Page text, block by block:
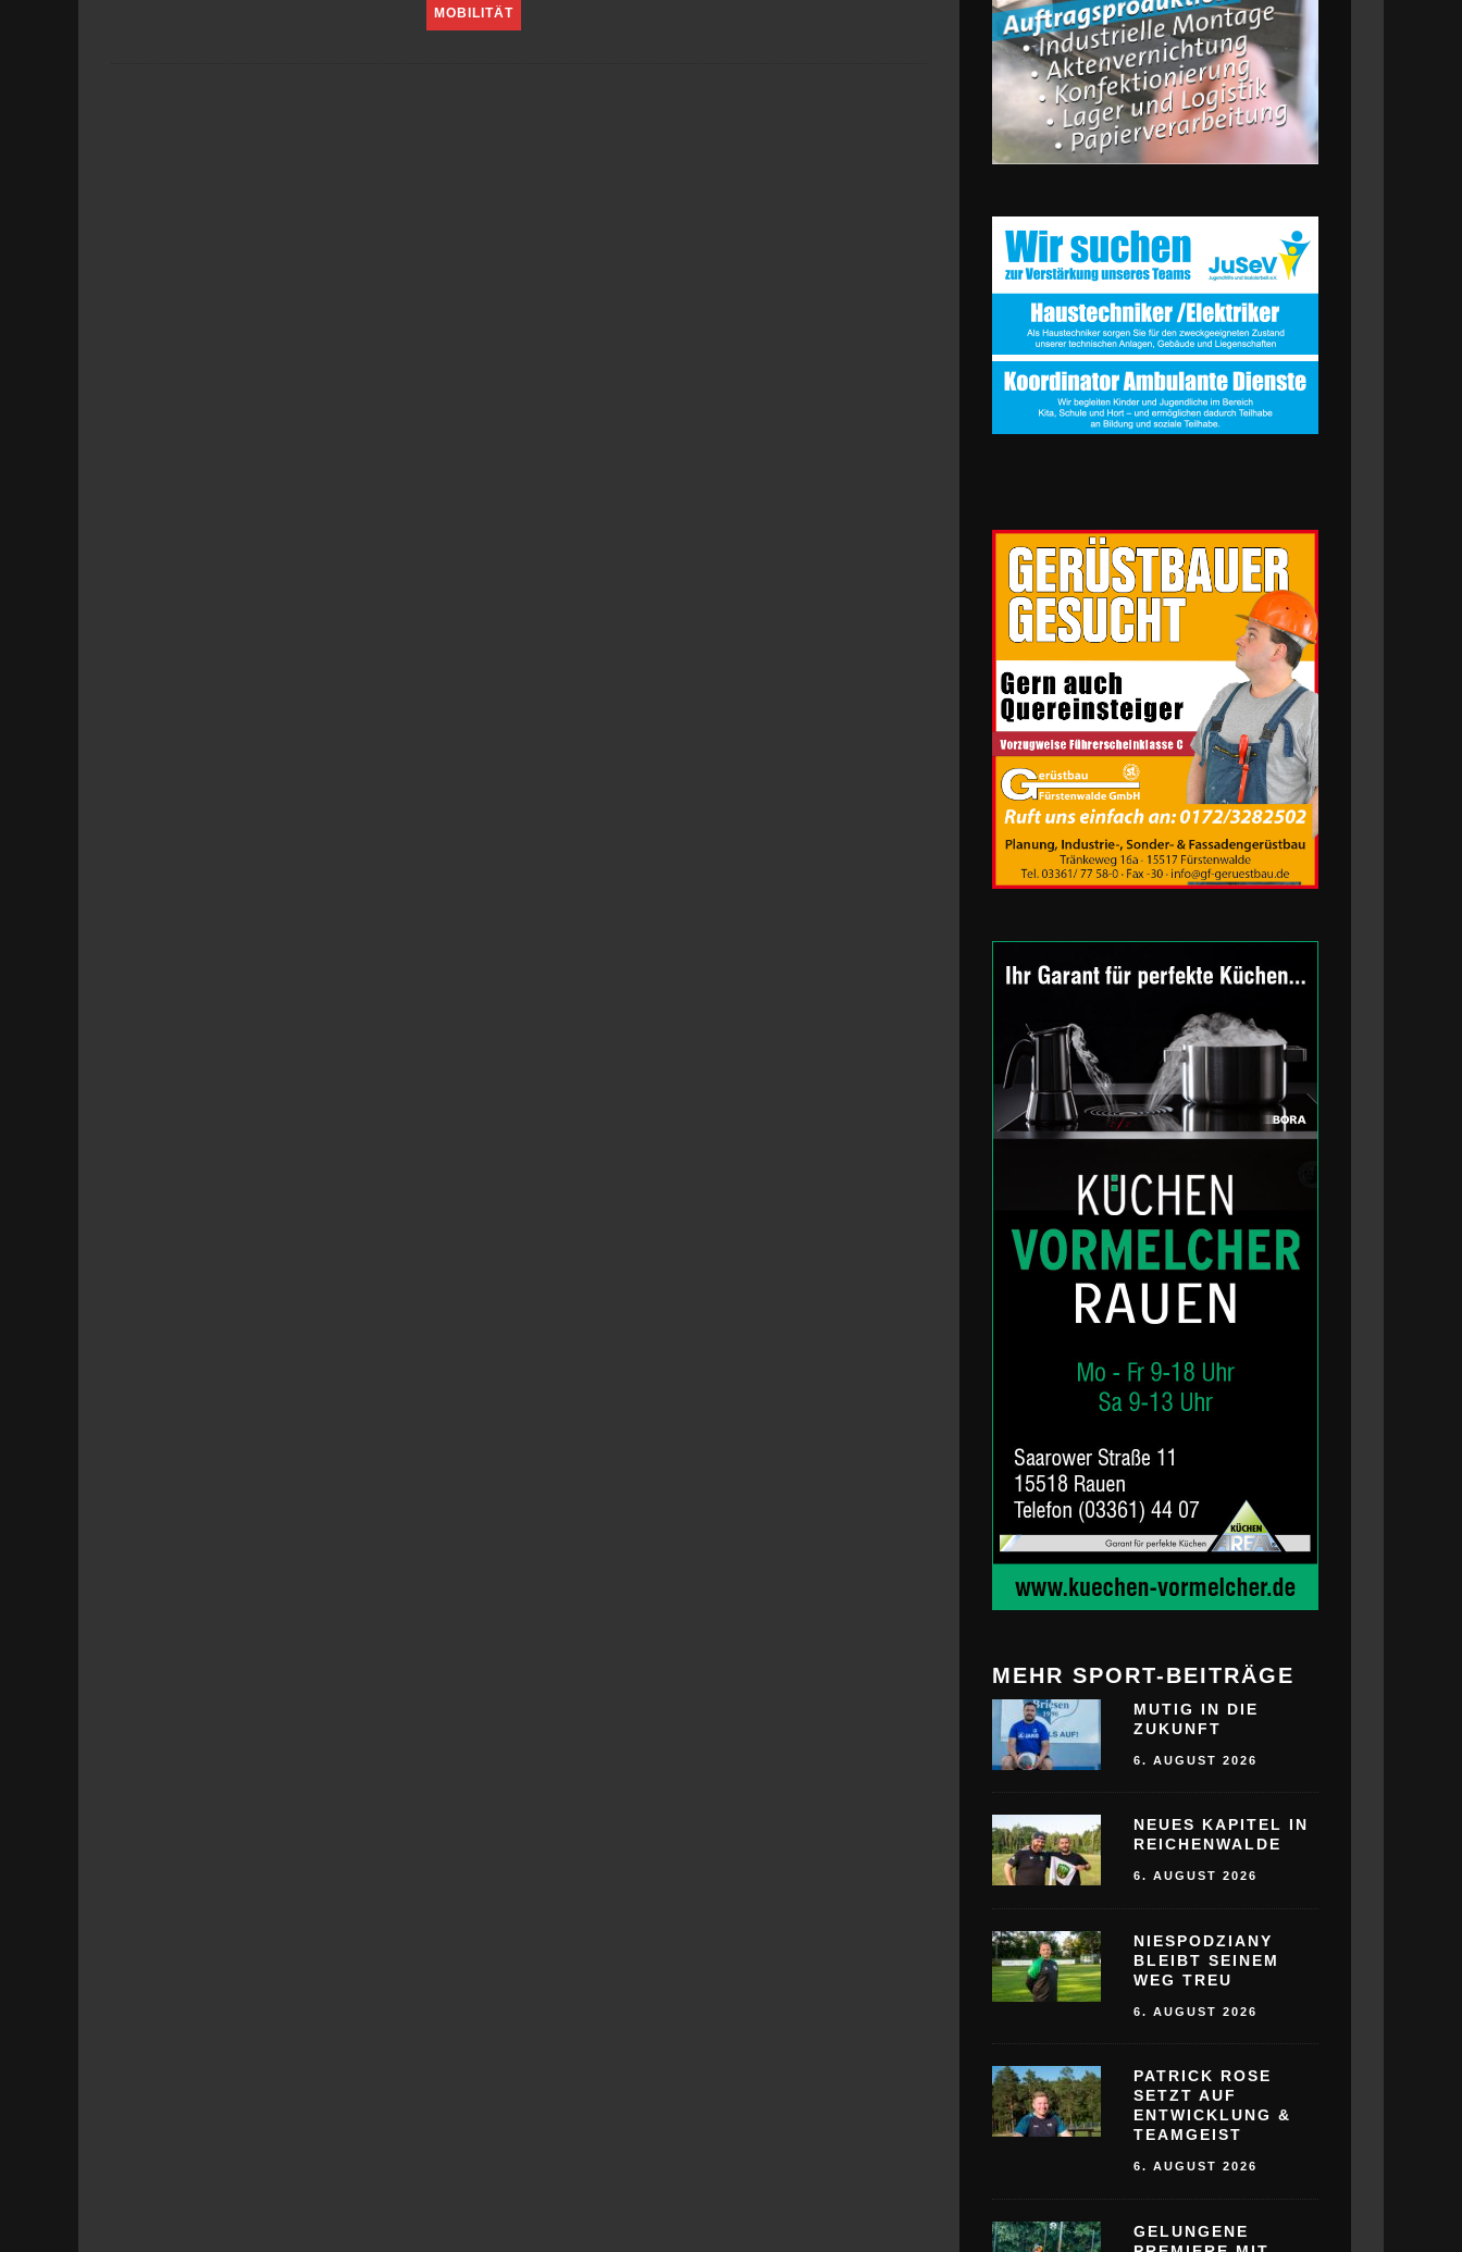
MOBILITÄT
MEHR SPORT-BEITRÄGE
MUTIG IN DIE
ZUKUNFT
6. AUGUST 2026
NEUES KAPITEL IN
REICHENWALDE
6. AUGUST 2026
NIESPODZIANY
BLEIBT SEINEM
WEG TREU
6. AUGUST 2026
PATRICK ROSE
SETZT AUF
ENTWICKLUNG &
TEAMGEIST
6. AUGUST 2026
GELUNGENE